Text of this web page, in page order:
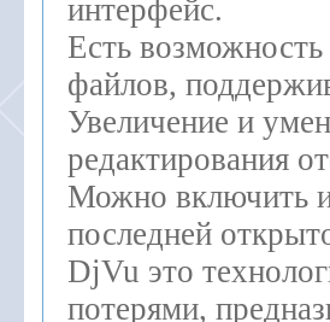
интерфейс.
Есть возможность
файлов,
Увеличение и
редактирования
Можно включить
последней
DjVu это
потерями,